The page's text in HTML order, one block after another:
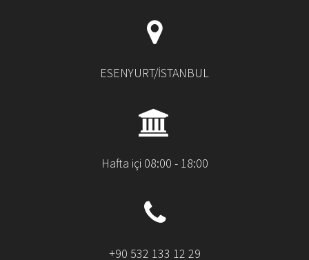
ESENYURT/İSTANBUL
Hafta içi 08:00 - 18:00
+90 532 133 12 29